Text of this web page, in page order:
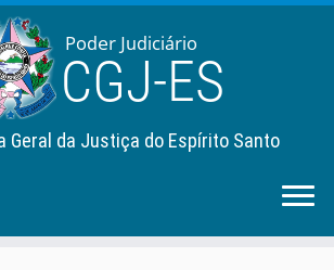
Geral da Justiça do Espírito Santo